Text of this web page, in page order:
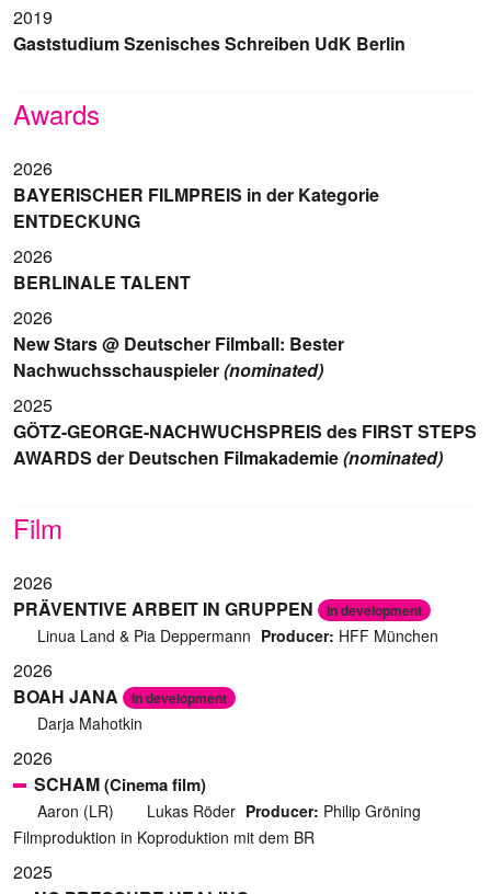
2019
Gaststudium Szenisches Schreiben UdK Berlin
Awards
2026
BAYERISCHER FILMPREIS in der Kategorie
ENTDECKUNG
2026
BERLINALE TALENT
2026
New Stars @ Deutscher Filmball: Bester
Nachwuchsschauspieler(nominated)
2025
GÖTZ-GEORGE-NACHWUCHSPREIS des FIRST STEPS
AWARDS der Deutschen Filmakademie(nominated)
Film
2026
PRÄVENTIVE ARBEIT IN GRUPPEN
In development
Linua Land & Pia Deppermann Producer: HFF München
2026
BOAH JANA
In development
Darja Mahotkin
2026
SCHAM(Cinema film)
Aaron (LR) Lukas Röder Producer: Philip Gröning
Filmproduktion in Koproduktion mit dem BR
2025